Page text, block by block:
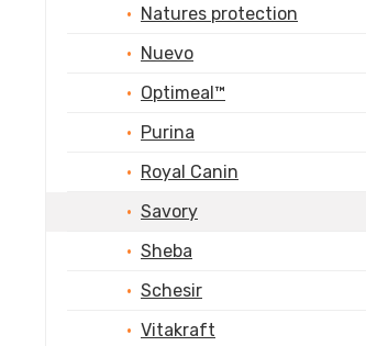
Natures protection
Nuevo
Optimeal™
Purina
Royal Canin
Savory
Sheba
Schesir
Vitakraft